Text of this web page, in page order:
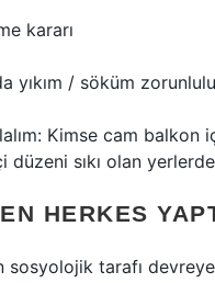
kararı
yıkım / söküm
Kimse cam balkon
düzeni sıkı olan
HERKES
sosyolojik tarafı